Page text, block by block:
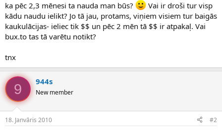
ka pēc 2,3 mēnesi ta nauda man būs?
Vai ir droši tur visp
kādu naudu ielikt? Jo tā jau, protams, viņiem visiem tur baigās
kaukulācijas- ieliec tik $$ un pēc 2 mēn tā $$ ir atpakaļ. Vai
bux.to tas tā varētu notikt?
tnx
9 944s
New member
18. Janvāris 2010 #2